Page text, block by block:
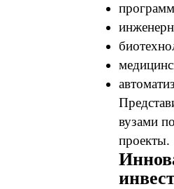
вузами
проекты.